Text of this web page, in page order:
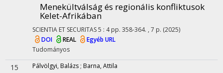
Menekültválság és regionális konfliktusok
Kelet-Afrikában
SCIENTIA ET SECURITAS5 : 4 pp. 358-364. , 7 p. (2025)
DOI
REAL
Egyéb URL
Tudományos
15 Pálvölgyi, Balázs ; Barna, Attila